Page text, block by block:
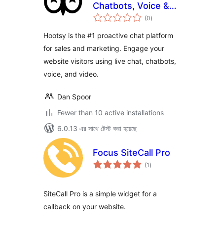
Chatbots, Voice &
Video
(0total
ratings
)
Hootsy is the #1 proactive chat platform
for sales and marketing. Engage your
website visitors using live chat, chatbots,
voice, and video.
Dan Spoor
Fewer than 10 active installations
6.0.13 এর সাথে টেস্ট করা হয়েছে
Focus SiteCall Pro
(1 total
ratings
)
SiteCall Pro is a simple widget for a
callback on your website.